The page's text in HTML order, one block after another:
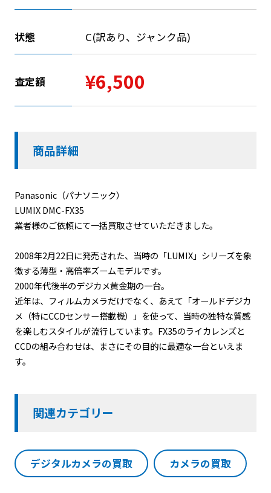
状態 C(訳あり、ジャンク品)
査定額 ¥6,500
商品詳細
Panasonic（パナソニック）
LUMIX DMC-FX35
業者様のご依頼にて一括買取させていただきました。
2008年2月22日に発売された、当時の「LUMIX」シリーズを象
徴する薄型・高倍率ズームモデルです。
2000年代後半のデジカメ黄金期の一台。
近年は、フィルムカメラだけでなく、あえて「オールドデジカ
メ（特にCCDセンサー搭載機）」を使って、当時の独特な質感
を楽しむスタイルが流行しています。FX35のライカレンズと
CCDの組み合わせは、まさにその目的に最適な一台といえま
す。
関連カテゴリー
デジタルカメラの買取 カメラの買取